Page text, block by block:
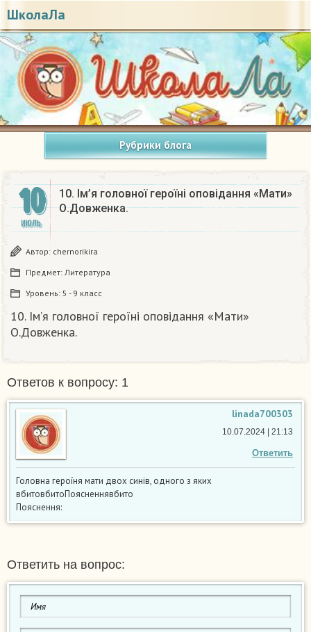
ШколаЛа
Рубрики блога
10
ИЮЛЬ
10. Ім’я головної героїні оповідання «Мати»
О.Довженка.​
Автор: chernorikira
Предмет: Литература
Уровень: 5 - 9 класс
10. Ім’я головної героїні оповідання «Мати»
О.Довженка.​
Ответов к вопросу: 1
linada700303
Ответить
10.07.2024 | 21:13
Головна героїня мати двох синів, одного з яких
вбитовбитоПоясненнявбито
Пояснення:
Ответить на вопрос: